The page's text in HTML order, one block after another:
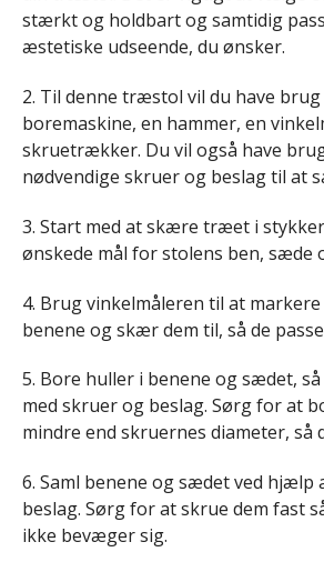
stærkt og holdbart og samtidig
æstetiske udseende, du ønsker.
2. Til denne træstol vil du have
boremaskine, en hammer, en
skruetrækker. Du vil også have
nødvendige skruer og beslag til at
3. Start med at skære træet i
ønskede mål for stolens ben, sæde
4. Brug vinkelmåleren til at
benene og skær dem til, så de
5. Bore huller i benene og sædet,
med skruer og beslag. Sørg for at
mindre end skruernes diameter, så
6. Saml benene og sædet ved hjælp
beslag. Sørg for at skrue dem fast
ikke bevæger sig.